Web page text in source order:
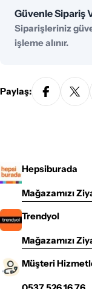
Güvenle Sipariş
Ödeme
yöntemleri
Siparişleriniz
işleme alınır.
Paylaş:
Hepsiburada
Mağazamızı
Trendyol
Mağazamızı
Müşteri